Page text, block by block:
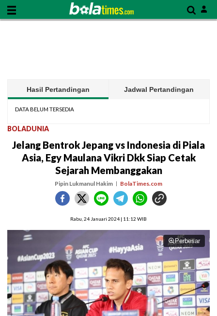
Hasil Pertandingan Jadwal Pertandingan
DATA BELUM TERSEDIA
BOLADUNIA
Jelang Bentrok Jepang vs Indonesia di Piala
Asia, Egy Maulana Vikri Dkk Siap Cetak
Sejarah Membanggakan
Pipin Lukmanul Hakim BolaTimes.com
Rabu, 24 Januari 2024 | 11:12 WIB
Perbesar